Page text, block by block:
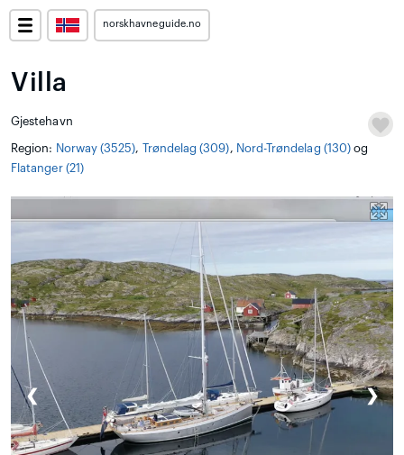
norskhavneguide.no
Villa
Gjestehavn
Region: Norway (3525), Trøndelag (309), Nord-Trøndelag (130)og
Flatanger (21)
❮ ❯